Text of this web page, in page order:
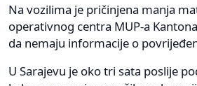
Na vozilima je pričinjena manja
operativnog centra MUP-a
da nemaju informacije o
U Sarajevu je oko tri sata poslije